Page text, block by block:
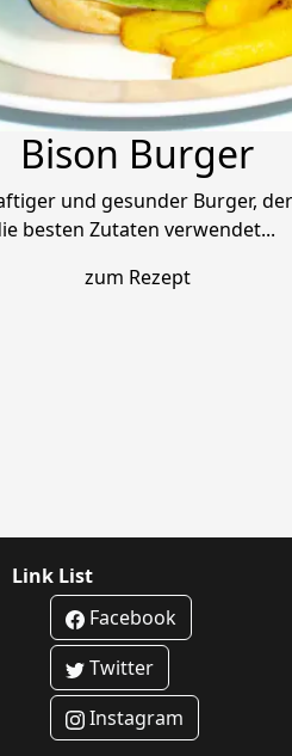
Bison Burger
und gesunder Burger, der
besten Zutaten verwendet...
zum Rezept
Link List
Facebook
Twitter
Instagram